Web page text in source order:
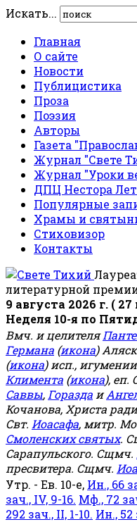
Искать...
Главная
О сайте
Новости
Публицистика
Проза
Поэзия
Авторы
Газета
Журнал "Свете
Журнал "Уроки
ДПЦ Нестора
Популярные
Храмы и
Стиховизор
Контакты
литературной
9 августа 2026 г. (
Неделя 10-я по
Вмч. и целителя
Германа (икона)
(икона) исп.,
Климента (икона), еп.
Саввы, Горазда и
Кочанова, Христа
Свт. Иоасафа, митр.
Смоленских святых.
Сарапульского. Сщмч.
пресвитера. Сщмч.
Утр. - Ев. 10-е, Ин., 66
зач., IV, 9-16. Мф., 72
292 зач., II, 1-10. Ин., 52